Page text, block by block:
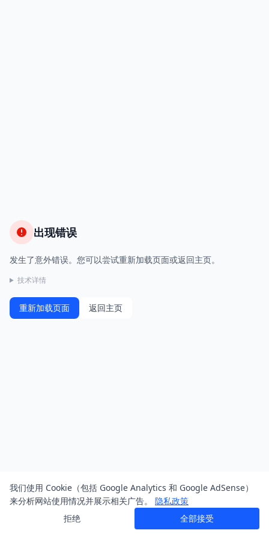
出现错误
发生了意外错误。您可以尝试重新加载页面或返回主页。
技术详情
重新加载页面 返回主页
我们使用 Cookie（包括 Google Analytics 和 Google AdSense）
来分析网站使用情况并展示相关广告。
隐私政策
拒绝
全部接受